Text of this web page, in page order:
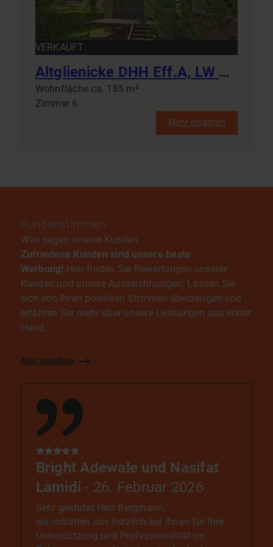
VERKAUFT
Altglienicke DHH Eff.A, LW WP, vier Bäder, sechs Zimmer, Generationswohnen, Einliegerwohnung, Klima
Wohnfläche ca. 185 m²
Zimmer 6
Mehr erfahren
Kundenstimmen
Was sagen unsere Kunden
Zufriedene Kunden sind unsere beste
Werbung! Hier finden Sie Bewertungen unserer
Kunden und unsere Auszeichnungen. Lassen Sie
sich von Ihren positiven Stimmen überzeugen und
erfahren Sie mehr über unsere Leistungen aus erster
Hand.
Alle ansehen
Bright Adewale und Nasifat
Lamidi- 26. Februar 2026
Sehr geehrter Herr Bergmann,
wir möchten uns herzlich bei Ihnen für Ihre
Unterstützung und Professionalität im